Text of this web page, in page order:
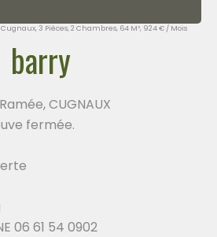
3 Pièces, 2 Chambres, 64 M², 924 € / Mois
barry
CUGNAUX
fermée.
06 61 54 0902